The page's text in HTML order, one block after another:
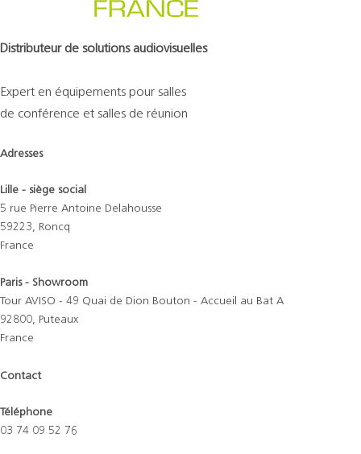
Distributeur de solutions audiovisuelles
Expert en équipements pour salles
de conférence et salles de réunion
Adresses
Lille - siège social
5 rue Pierre Antoine Delahousse
59223, Roncq
France
Paris - Showroom
Tour AVISO - 49 Quai de Dion Bouton - Accueil au Bat A
92800, Puteaux
France
Contact
Téléphone
03 74 09 52 76